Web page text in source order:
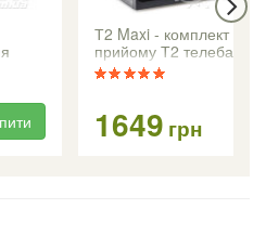
Т2 Maxi - комплект для
прийому Т2
1649 грн